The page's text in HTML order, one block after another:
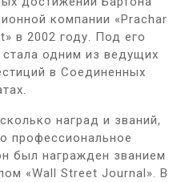
компании «Prachar
в 2002 году. Под его
одним из ведущих
в Соединенных
наград и званий,
профессиональное
был награжден званием
«Wall Street Journal». В